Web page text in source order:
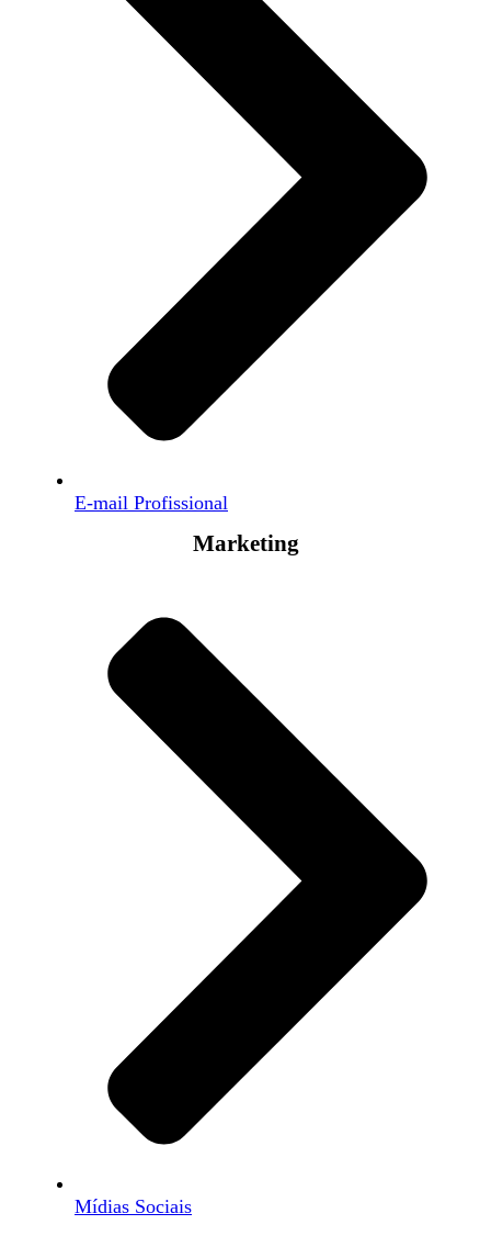
E-mail Profissional
Marketing
Mídias Sociais